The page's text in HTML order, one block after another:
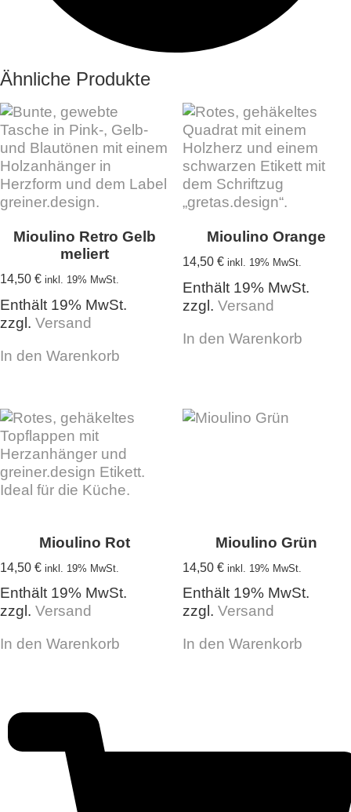
Ähnliche Produkte
Mioulino Retro Gelb
meliert
14,50 € inkl. 19% MwSt.
Enthält 19% MwSt.
zzgl. Versand
In den Warenkorb
Mioulino Orange
14,50 € inkl. 19% MwSt.
Enthält 19% MwSt.
zzgl. Versand
In den Warenkorb
Mioulino Rot
14,50 € inkl. 19% MwSt.
Enthält 19% MwSt.
zzgl. Versand
In den Warenkorb
Mioulino Grün
14,50 € inkl. 19% MwSt.
Enthält 19% MwSt.
zzgl. Versand
In den Warenkorb